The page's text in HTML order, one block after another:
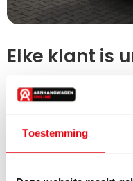
Toestemming
Elke klant is
Aangezien elke klant
mogelijke opties op
worden de
Betekent dit dan dat je